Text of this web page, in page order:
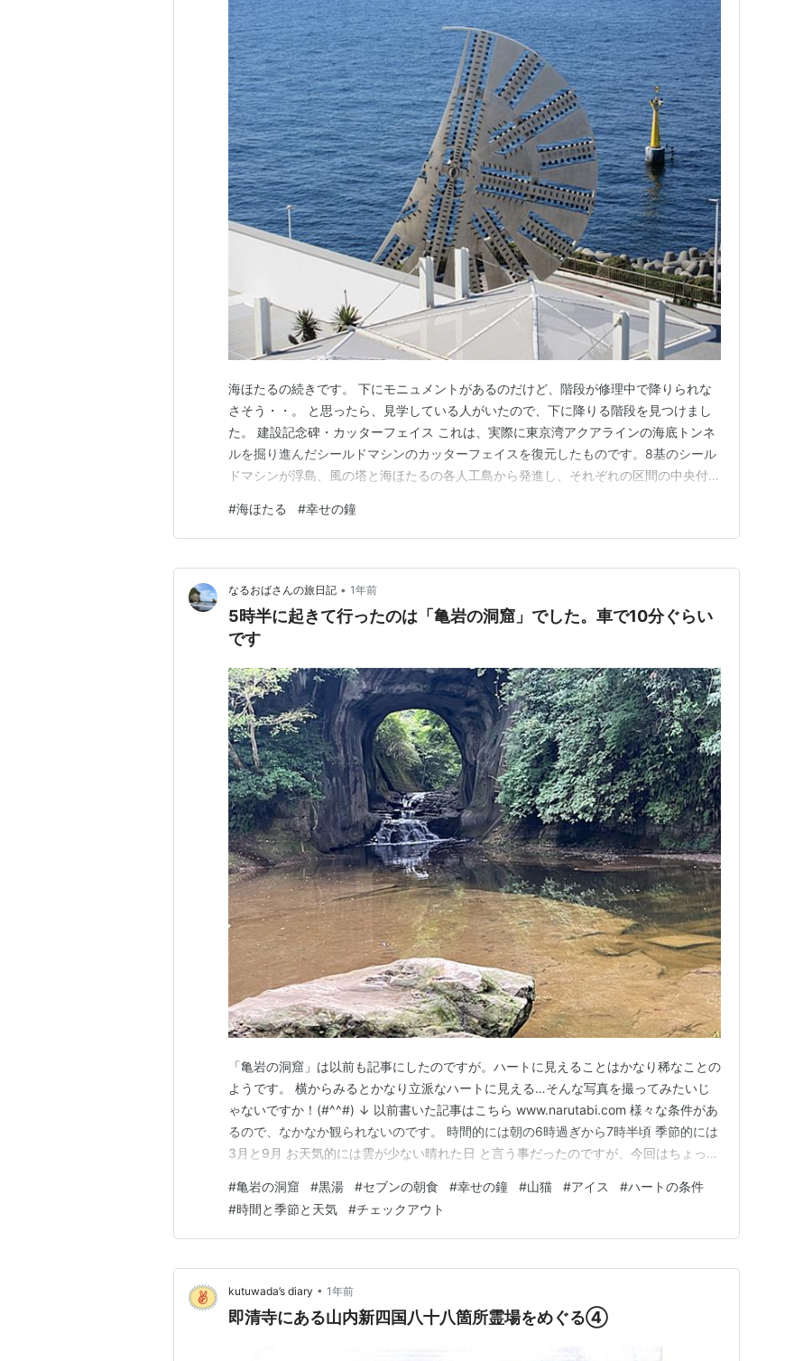
海ほたるの続きです。 下にモニュメントがあるのだけど、階段が修理中で降りられな
さそう・・。 と思ったら、見学している人がいたので、下に降りる階段を見つけまし
た。 建設記念碑・カッターフェイス これは、実際に東京湾アクアラインの海底トンネ
ルを掘り進んだシールドマシンのカッターフェイスを復元したものです。8基のシール
ドマシンが浮島、風の塔と海ほたるの各人工島から発進し、それぞれの区間の中央付近
成させました。マシンの直径は14.14メートルと世界最大規模です。掘削はカッターフ
ェイスを回転させて掘り進み、1994年8月から…
#海ほたる #幸せの鐘
なるおばさんの旅日記 • 1年前
5時半に起きて行ったのは「亀岩の洞窟」でした。車で10分ぐらい
です
「亀岩の洞窟」は以前も記事にしたのですが。ハートに見えることはかなり稀なことの
ようです。 横からみるとかなり立派なハートに見える…そんな写真を撮ってみたいじ
ゃないですか！(#^^#) ↓ 以前書いた記事はこちら www.narutabi.com 様々な条件があ
るので、なかなか観られないのです。 時間的には朝の6時過ぎから7時半頃 季節的には
3月と9月 お天気的には雲が少ない晴れた日 と言う事だったのですが、今回はちょっと
状況ではありませんでした。 ↑ ここがその洞窟のようです… ↑ ここに斜めに光が入る
と…💛に…
#亀岩の洞窟 #黒湯 #セブンの朝食 #幸せの鐘 #山猫 #アイス #ハートの条件
#時間と季節と天気 #チェックアウト
kutuwada’s diary • 1年前
即清寺にある山内新四国八十八箇所霊場をめぐる④